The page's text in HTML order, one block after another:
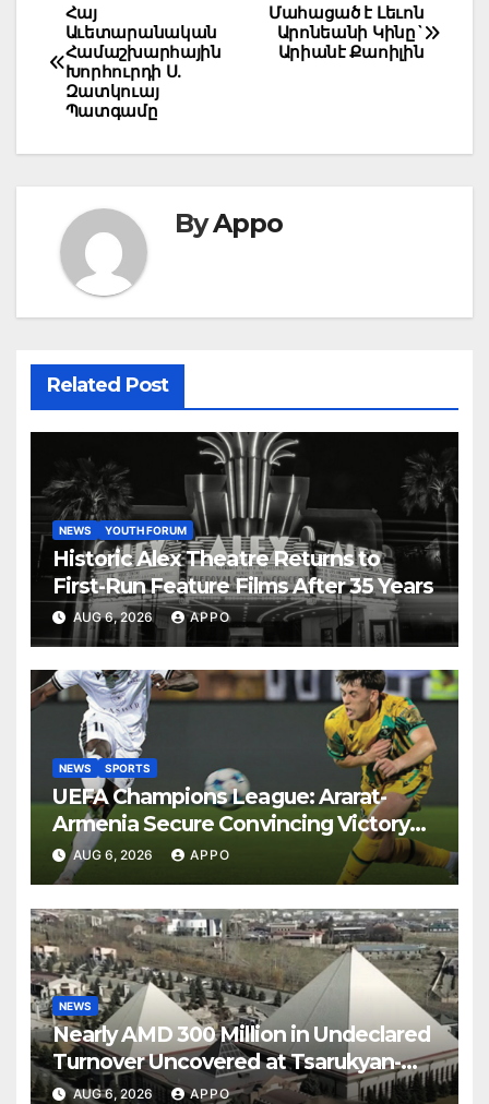
Post
navigation
Մահացած է Լեւոն
Արոնեանի Կինը`
Արիանէ Քաոիլին
Հայ
Աւետարանական
Համաշխարհային
Խորհուրդի Ս.
Զատկուայ
Պատգամը
ByAppo
Related Post
NEWS YOUTH FORUM
Historic Alex Theatre Returns to
First-Run Feature Films After 35 Years
AUG 6, 2026 APPO
NEWS SPORTS
UEFA Champions League: Ararat-
Armenia Secure Convincing Victory
Over Shamrock Rovers 2-0
AUG 6, 2026 APPO
NEWS
Nearly AMD 300 Million in Undeclared
Turnover Uncovered at Tsarukyan-
Owned Entertainment Center
AUG 6, 2026 APPO